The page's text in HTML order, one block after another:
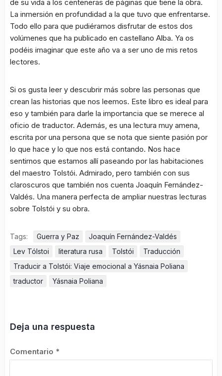
de su vida a los centeneras de páginas que tiene la obra.
La inmersión en profundidad a la que tuvo que enfrentarse.
Todo ello para que pudiéramos disfrutar de estos dos
volúmenes que ha publicado en castellano Alba. Ya os
podéis imaginar que este año va a ser uno de mis retos
lectores.
Si os gusta leer y descubrir más sobre las personas que
crean las historias que nos leemos. Este libro es ideal para
eso y también para darle la importancia que se merece al
oficio de traductor. Además, es una lectura muy amena,
escrita por una persona que se nota que siente pasión por
lo que hace y lo que nos está contando. Nos hace
sentirnos que estamos allí paseando por las habitaciones
del maestro Tolstói. Admirado, pero también con sus
claroscuros que también nos cuenta Joaquín Fernández-
Valdés. Una manera perfecta de ampliar nuestras lecturas
sobre Tolstói y su obra.
Tags: Guerra y Paz
Joaquín Fernández-Valdés
Lev Tólstoi
literatura rusa Tolstói
Traducción
Traducir a Tolstói: Viaje emocional a Yásnaia Poliana
traductor
Yásnaia Poliana
Deja una respuesta
Comentario *